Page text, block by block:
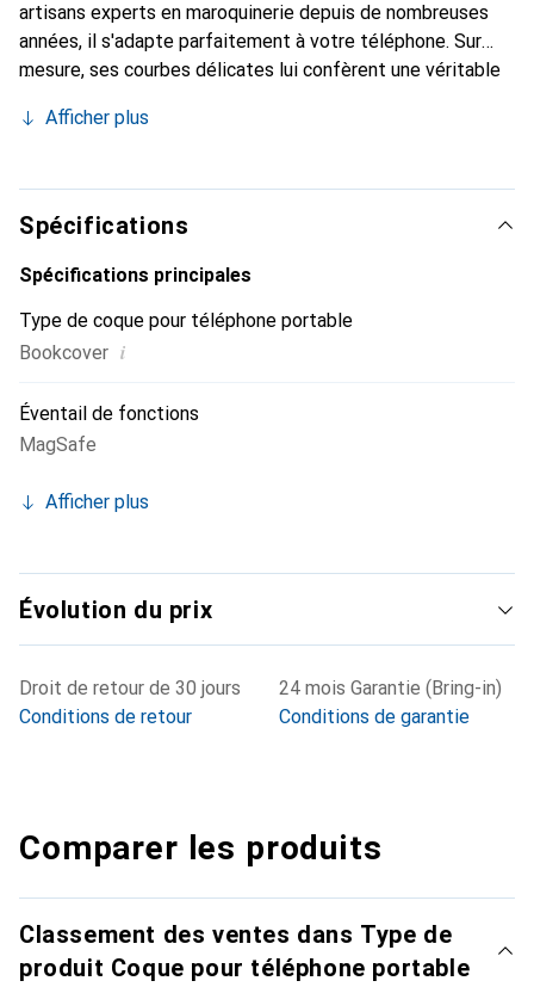
artisans experts en maroquinerie depuis de nombreuses
années, il s'adapte parfaitement à votre téléphone. Sur
mesure, ses courbes délicates lui confèrent une véritable
pour votre smartphone. La marque Noreve est reconnue
constitue un choix sûr pour une clientèle exigeante.
Afficher plus
Spécifications
Spécifications principales
Type de coque pour téléphone portable
Bookcover i
Éventail de fonctions
MagSafe
Afficher plus
Évolution du prix
Droit de retour de 30 jours
Conditions de retour
24 mois Garantie (Bring-in)
Conditions de garantie
Comparer les produits
Classement des ventes dans Type de
produit Coque pour téléphone portable